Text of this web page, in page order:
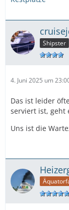
Shipster
4. Juni 2025 um
Das ist leider
serviert ist, geht
Uns ist die